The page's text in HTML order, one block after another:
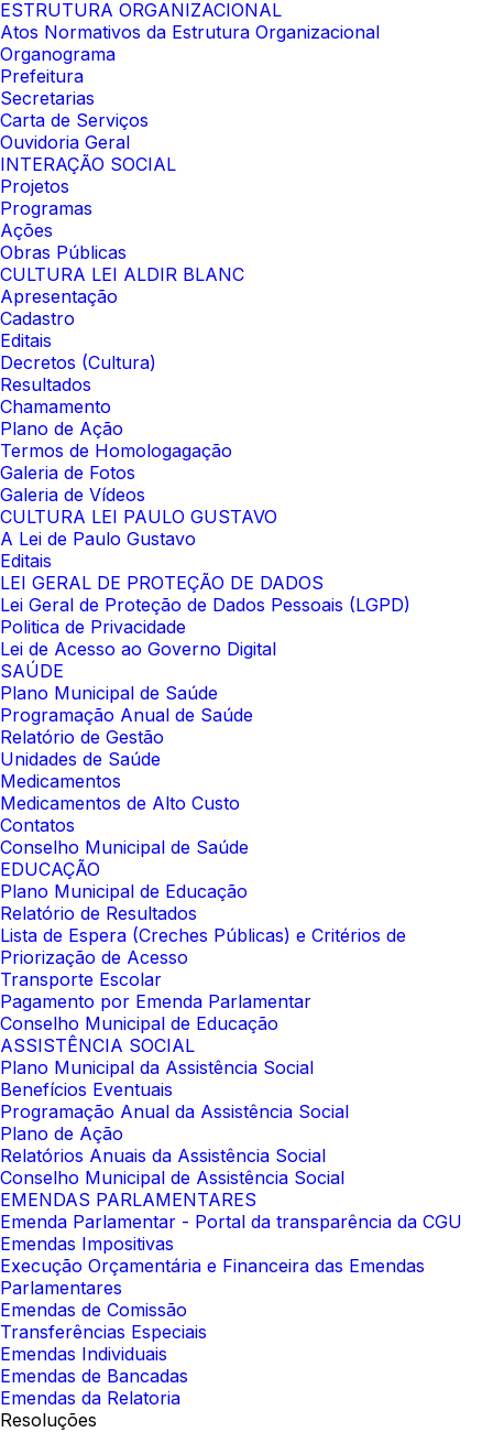
ESTRUTURA ORGANIZACIONAL
Atos Normativos da Estrutura Organizacional
Organograma
Prefeitura
Secretarias
Carta de Serviços
Ouvidoria Geral
INTERAÇÃO SOCIAL
Projetos
Programas
Ações
Obras Públicas
CULTURA LEI ALDIR BLANC
Apresentação
Cadastro
Editais
Decretos (Cultura)
Resultados
Chamamento
Plano de Ação
Termos de Homologagação
Galeria de Fotos
Galeria de Vídeos
CULTURA LEI PAULO GUSTAVO
A Lei de Paulo Gustavo
Editais
LEI GERAL DE PROTEÇÃO DE DADOS
Lei Geral de Proteção de Dados Pessoais (LGPD)
Politica de Privacidade
Lei de Acesso ao Governo Digital
SAÚDE
Plano Municipal de Saúde
Programação Anual de Saúde
Relatório de Gestão
Unidades de Saúde
Medicamentos
Medicamentos de Alto Custo
Contatos
Conselho Municipal de Saúde
EDUCAÇÃO
Plano Municipal de Educação
Relatório de Resultados
Lista de Espera (Creches Públicas) e Critérios de
Priorização de Acesso
Transporte Escolar
Pagamento por Emenda Parlamentar
Conselho Municipal de Educação
ASSISTÊNCIA SOCIAL
Plano Municipal da Assistência Social
Benefícios Eventuais
Programação Anual da Assistência Social
Plano de Ação
Relatórios Anuais da Assistência Social
Conselho Municipal de Assistência Social
EMENDAS PARLAMENTARES
Emenda Parlamentar - Portal da transparência da CGU
Emendas Impositivas
Execução Orçamentária e Financeira das Emendas
Parlamentares
Emendas de Comissão
Transferências Especiais
Emendas Individuais
Emendas de Bancadas
Emendas da Relatoria
Resoluções